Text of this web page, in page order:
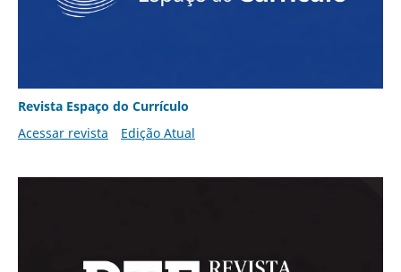
Revista Espaço do Currículo
Acessar revista
Edição Atual